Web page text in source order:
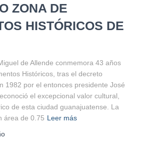
ZONA DE
HISTÓRICOS DE
de Allende conmemora 43 años
Históricos, tras el decreto
1982 por el entonces presidente José
el excepcional valor cultural,
de esta ciudad guanajuatense. La
área de 0.75 Leer más